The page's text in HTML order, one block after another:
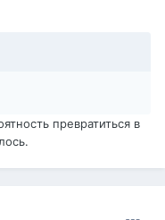
превратиться в